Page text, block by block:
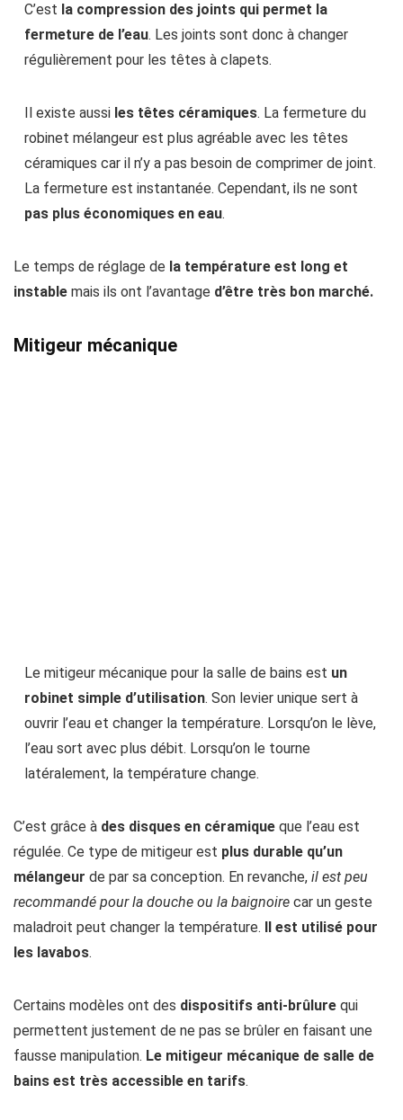
C’est la compression des joints qui permet la
fermeture de l’eau. Les joints sont donc à changer
régulièrement pour les têtes à clapets.
Il existe aussi les têtes céramiques. La fermeture du
robinet mélangeur est plus agréable avec les têtes
céramiques car il n’y a pas besoin de comprimer de joint.
La fermeture est instantanée. Cependant, ils ne sont
pas plus économiques en eau.
Le temps de réglage de la température est long et
instable mais ils ont l’avantage d’être très bon marché.
Mitigeur mécanique
Le mitigeur mécanique pour la salle de bains est un
robinet simple d’utilisation. Son levier unique sert à
ouvrir l’eau et changer la température. Lorsqu’on le lève,
l’eau sort avec plus débit. Lorsqu’on le tourne
latéralement, la température change.
C’est grâce à des disques en céramique que l’eau est
régulée. Ce type de mitigeur est plus durable qu’un
mélangeur de par sa conception. En revanche, il est peu
recommandé pour la douche ou la baignoire car un geste
maladroit peut changer la température.
Il est utilisé pour
les lavabos.
Certains modèles ont des dispositifs anti-brûlure qui
permettent justement de ne pas se brûler en faisant une
fausse manipulation. Le mitigeur mécanique de salle de
bains est très accessible en tarifs.